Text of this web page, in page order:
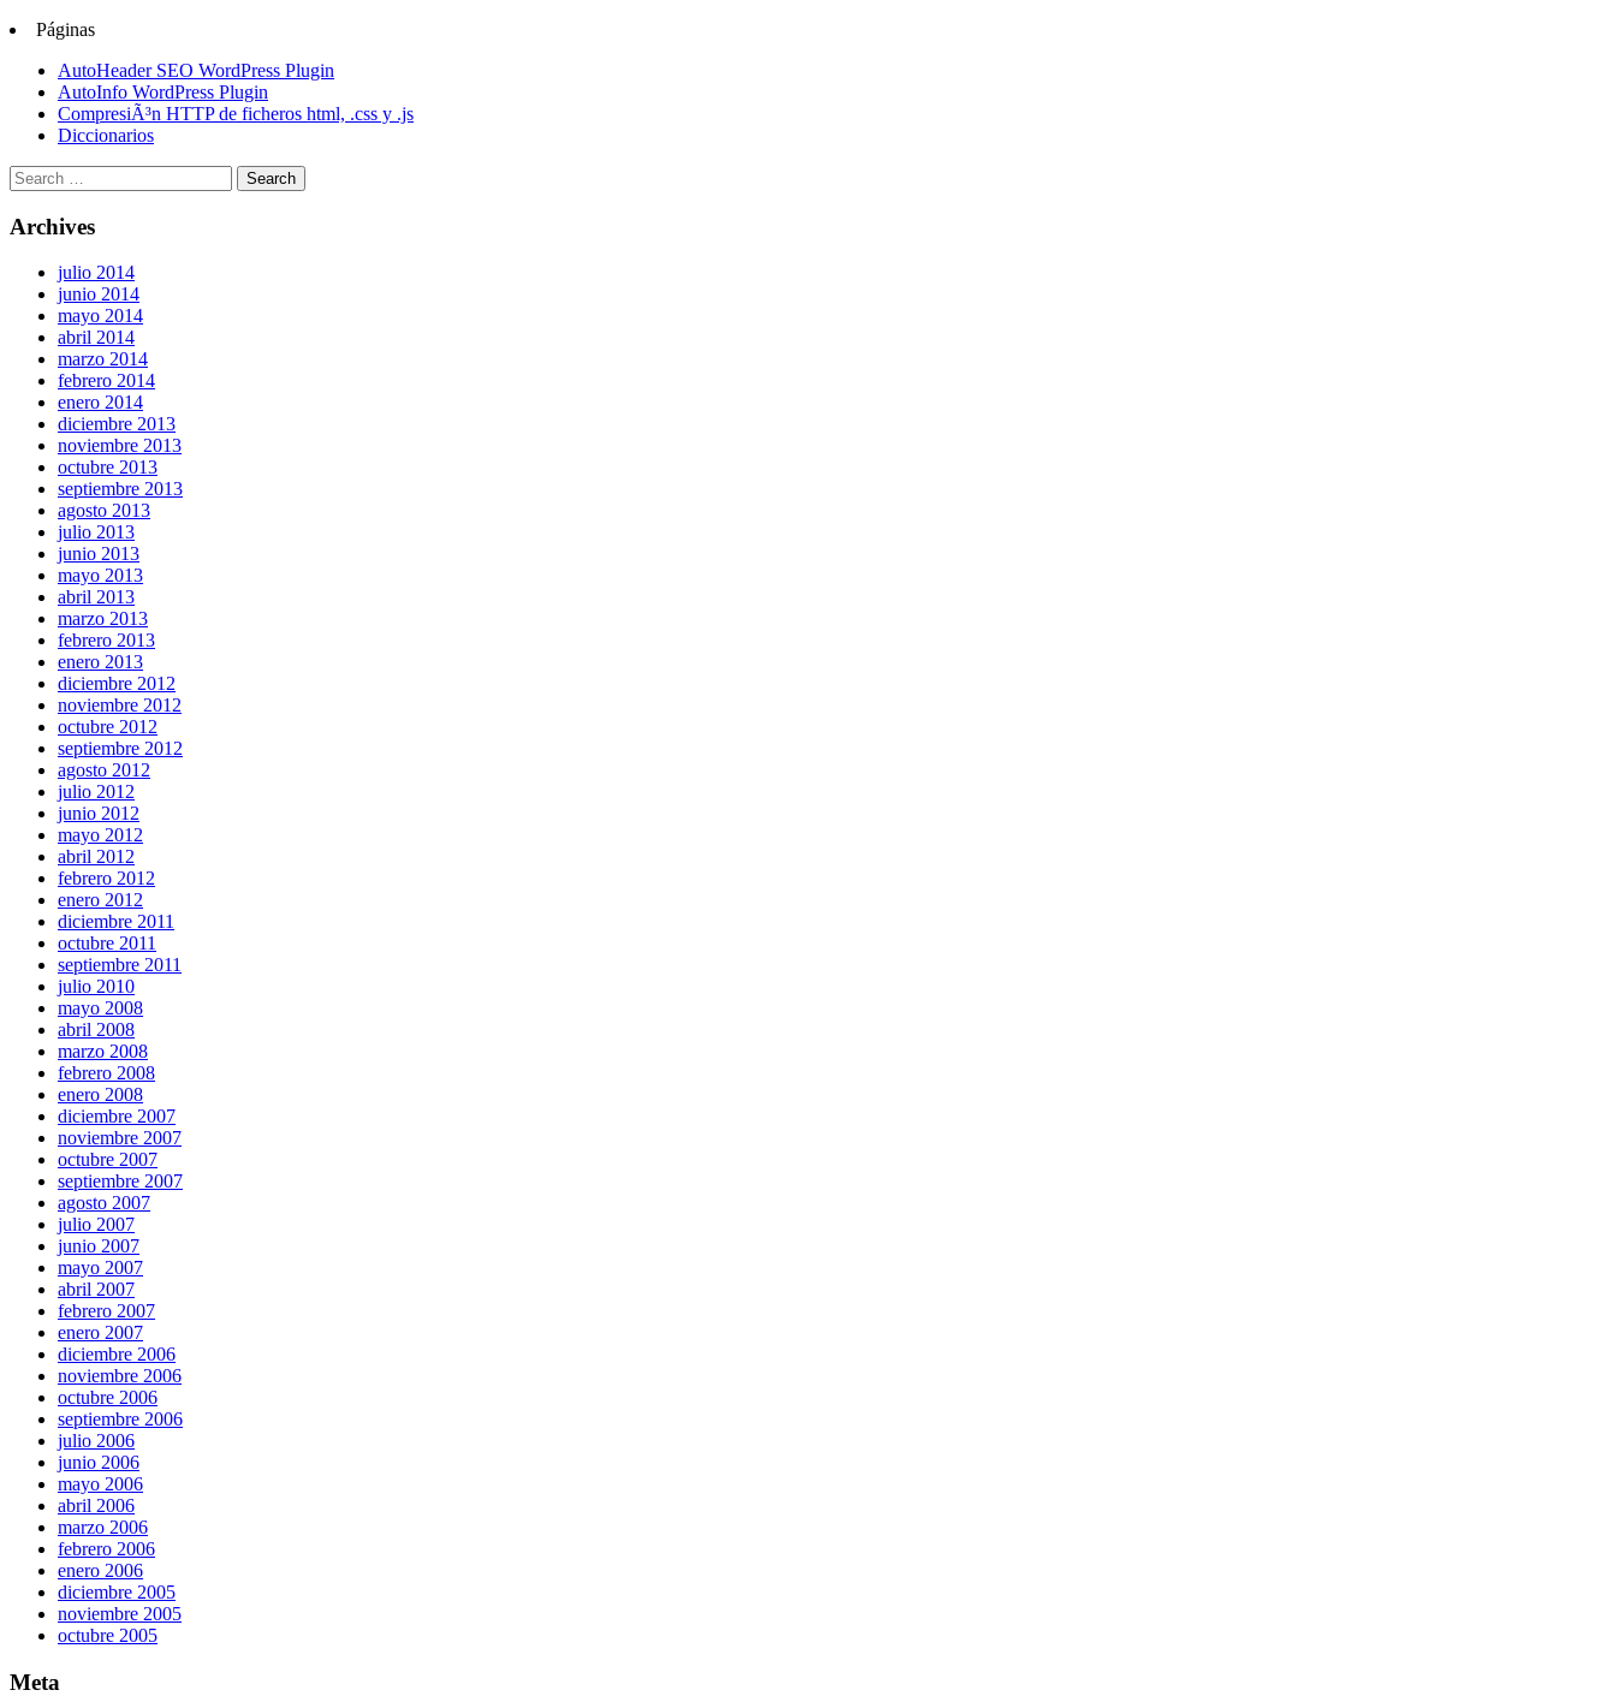
Páginas
AutoHeader SEO WordPress Plugin
AutoInfo WordPress Plugin
CompresiÃ³n HTTP de ficheros html, .css y .js
Diccionarios
Archives
julio 2014
junio 2014
mayo 2014
abril 2014
marzo 2014
febrero 2014
enero 2014
diciembre 2013
noviembre 2013
octubre 2013
septiembre 2013
agosto 2013
julio 2013
junio 2013
mayo 2013
abril 2013
marzo 2013
febrero 2013
enero 2013
diciembre 2012
noviembre 2012
octubre 2012
septiembre 2012
agosto 2012
julio 2012
junio 2012
mayo 2012
abril 2012
febrero 2012
enero 2012
diciembre 2011
octubre 2011
septiembre 2011
julio 2010
mayo 2008
abril 2008
marzo 2008
febrero 2008
enero 2008
diciembre 2007
noviembre 2007
octubre 2007
septiembre 2007
agosto 2007
julio 2007
junio 2007
mayo 2007
abril 2007
febrero 2007
enero 2007
diciembre 2006
noviembre 2006
octubre 2006
septiembre 2006
julio 2006
junio 2006
mayo 2006
abril 2006
marzo 2006
febrero 2006
enero 2006
diciembre 2005
noviembre 2005
octubre 2005
Meta